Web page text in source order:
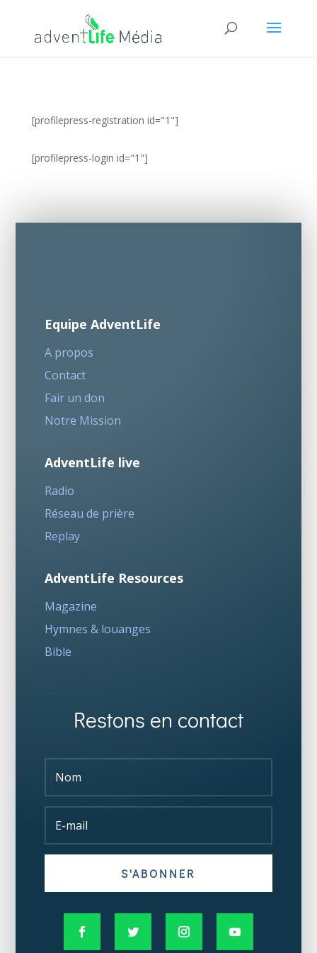
[profilepress-registration id="1"]
[profilepress-login id="1"]
Equipe AdventLife
A propos
Contact
Fair un don
Notre Mission
AdventLife live
Radio
Réseau de prière
Replay
AdventLife Resources
Magazine
Hymnes & louanges
Bible
Restons en contact
S'ABONNER